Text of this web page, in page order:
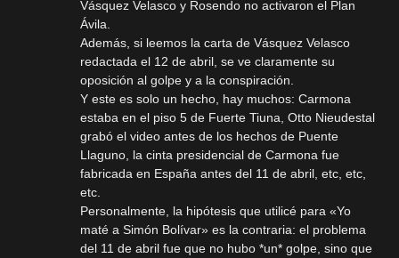
Vásquez Velasco y Rosendo no activaron el Plan
Ávila.
Además, si leemos la carta de Vásquez Velasco
redactada el 12 de abril, se ve claramente su
oposición al golpe y a la conspiración.
Y este es solo un hecho, hay muchos: Carmona
estaba en el piso 5 de Fuerte Tiuna, Otto Nieudestal
grabó el video antes de los hechos de Puente
Llaguno, la cinta presidencial de Carmona fue
fabricada en España antes del 11 de abril, etc, etc,
etc.
Personalmente, la hipótesis que utilicé para «Yo
maté a Simón Bolívar» es la contraria: el problema
del 11 de abril fue que no hubo *un* golpe, sino que